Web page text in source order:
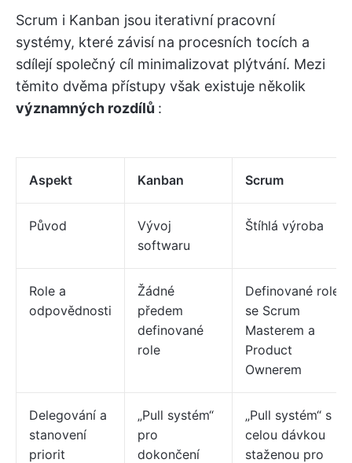
Scrum i Kanban jsou iterativní pracovní
systémy, které závisí na procesních tocích a
sdílejí společný cíl minimalizovat plýtvání. Mezi
těmito dvěma přístupy však existuje několik
významných rozdílů :
Aspekt Kanban Scrum
Původ
Vývoj
softwaru
Štíhlá výroba
Role a
odpovědnosti
Žádné
předem
definované
role
Definované role
se Scrum
Masterem a
Product
Ownerem
Delegování a
stanovení
priorit
„Pull systém“
pro
dokončení
„Pull systém“ s
celou dávkou
staženou pro